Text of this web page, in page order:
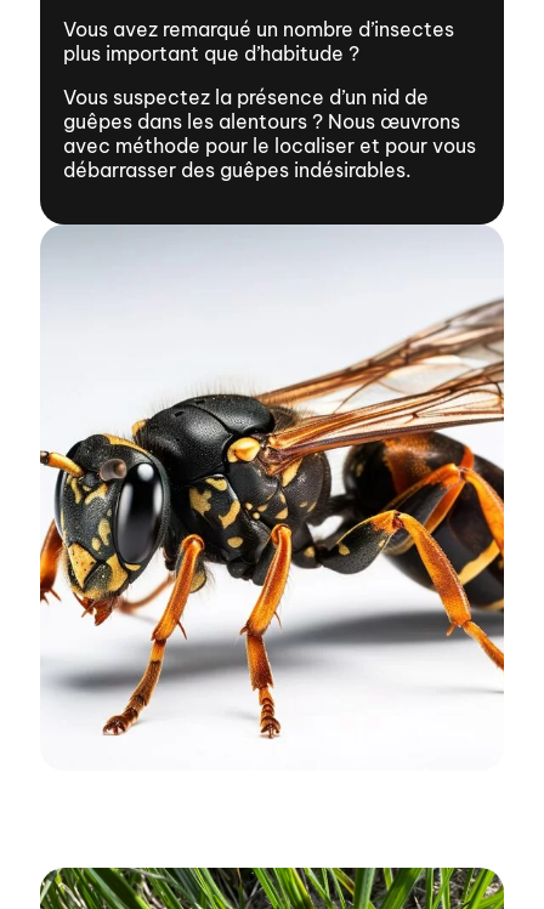
Vous avez remarqué un nombre d’insectes
plus important que d’habitude ?
Vous suspectez la présence d’un nid de
guêpes dans les alentours ? Nous œuvrons
avec méthode pour le localiser et pour vous
débarrasser des guêpes indésirables.